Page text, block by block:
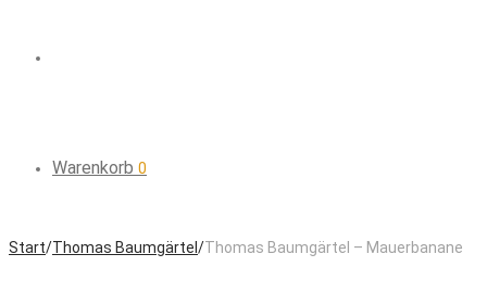
Warenkorb 0
Start/Thomas Baumgärtel /Thomas Baumgärtel – Mauerbanane